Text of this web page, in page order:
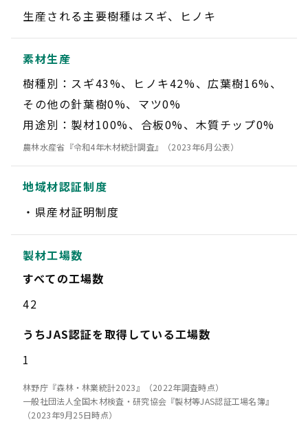
生産される主要樹種はスギ、ヒノキ
素材生産
樹種別：スギ43%、ヒノキ42%、広葉樹16%、
その他の針葉樹0%、マツ0%
用途別：製材100%、合板0%、木質チップ0%
農林水産省『令和4年木材統計調査』（2023年6月公表）
地域材認証制度
県産材証明制度
製材工場数
すべての工場数
42
うちJAS認証を取得している工場数
1
林野庁『森林・林業統計2023』（2022年調査時点）
一般社団法人全国木材検査・研究協会『製材等JAS認証工場名簿』
（2023年9月25日時点）